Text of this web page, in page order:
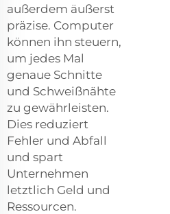
außerdem äußerst
präzise. Computer
können ihn steuern,
um jedes Mal
genaue Schnitte
und Schweißnähte
zu gewährleisten.
Dies reduziert
Fehler und Abfall
und spart
Unternehmen
letztlich Geld und
Ressourcen.